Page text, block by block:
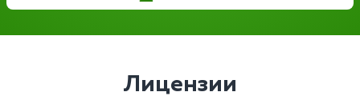
Лицензии